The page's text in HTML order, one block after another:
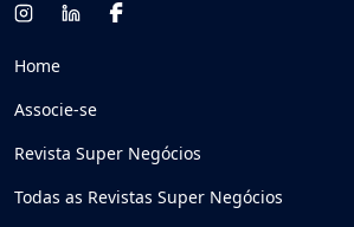
Home
Associe-se
Revista Super Negócios
Todas as Revistas Super Negócios